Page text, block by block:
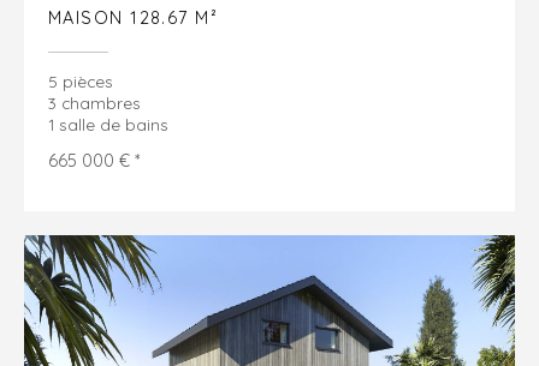
MAISON 128.67 M²
5 pièces
3 chambres
1 salle de bains
665 000 € *